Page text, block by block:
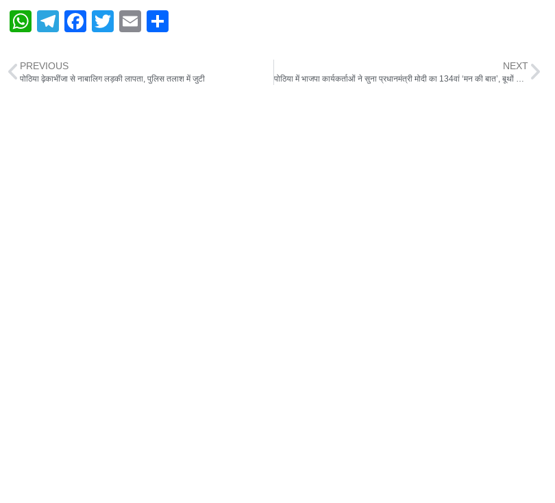
W
at
s
T
e
g
F
e
T
er
E
l e
PREVIOUS
पोठिया ढ़ेकाभींजा से नाबालिग लड़की लापता, पुलिस तलाश में जुटी
NEXT
पोठिया में भाजपा कार्यकर्ताओं ने सुना प्रधानमंत्री मोदी का 134वां ‘मन की बात’, बूथों पर दिखा उत्साह